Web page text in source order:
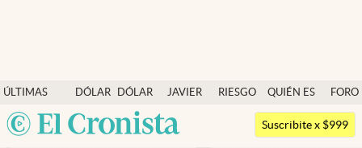
ÚLTIMAS
NOTICIAS
DÓLAR
DÓLAR
BLUE
JAVIER
RIESGO
QUIÉN ES
QUIÉN
FORO
Argentina
Dólar
Members Suscribite x $999